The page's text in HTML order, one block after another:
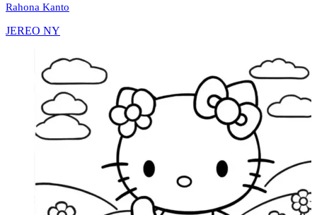
Rahona Kanto
JEREO NY